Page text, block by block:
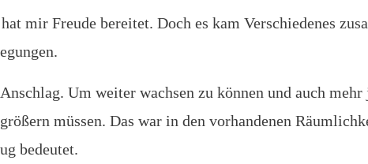
mir Freude bereitet. Doch es kam Verschiedenes
Um weiter wachsen zu können und auch mehr
müssen. Das war in den vorhandenen
bedeutet.